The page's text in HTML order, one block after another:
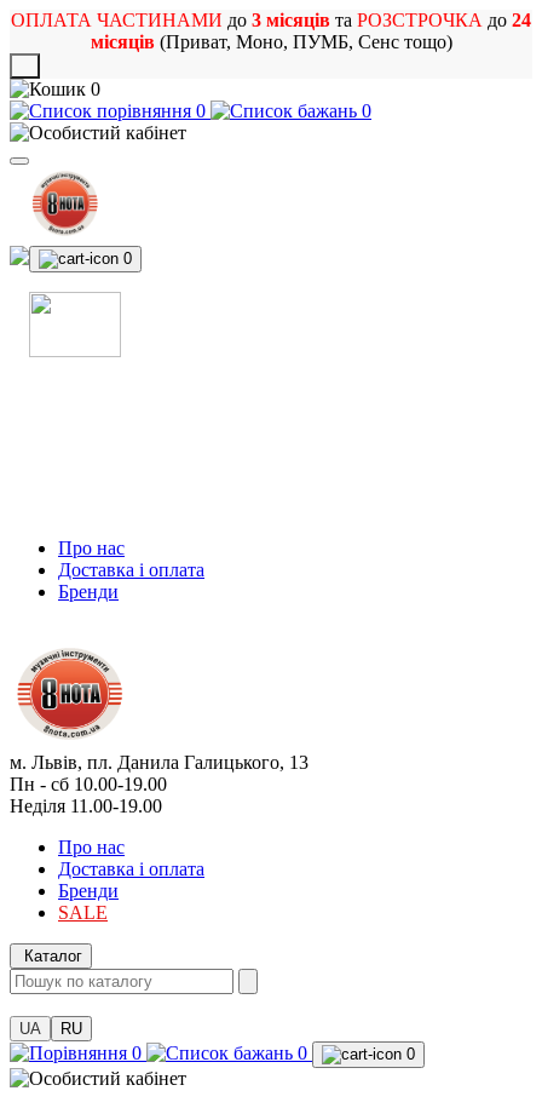
ОПЛАТА ЧАСТИНАМИ до 3 місяців та РОЗСТРОЧКА до 24
місяців(Приват, Моно, ПУМБ, Сенс тощо)
0
0
0
0
Про нас
Доставка і оплата
Бренди
м. Львів, пл. Данила Галицького, 13
Пн - сб 10.00-19.00
Неділя 11.00-19.00
Про нас
Доставка і оплата
Бренди
SALE
Каталог
UA RU
0 0 0